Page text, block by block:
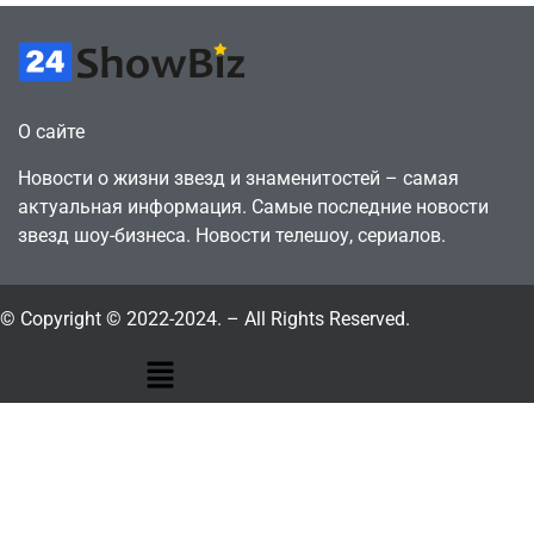
О сайте
Новости о жизни звезд и знаменитостей – самая
актуальная информация. Самые последние новости
звезд шоу-бизнеса. Новости телешоу, сериалов.
© Copyright © 2022-2024. – All Rights Reserved.